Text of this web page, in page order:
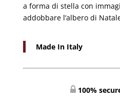
a forma di stella con
addobbare l’albero di
Made In Italy
100%